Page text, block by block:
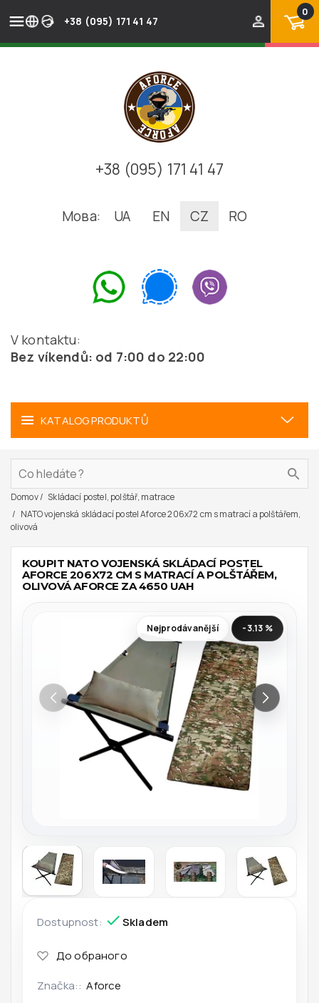
+38 (095) 171 41 47
0
+38 (095) 171 41 47
Мова: UA EN CZ RO
V kontaktu:
Bez víkendů: od 7:00 do 22:00
KATALOG PRODUKTŮ
Domov
Skládací postel, polštář, matrace
NATO vojenská skládací postel Aforce 206x72 cm s matrací a polštářem,
olivová
KOUPIT NATO VOJENSKÁ SKLÁDACÍ POSTEL
AFORCE 206X72 CM S MATRACÍ A POLŠTÁŘEM,
OLIVOVÁ AFORCE ZA 4650 UAH
Nejprodávanější -3.13 %
Dostupnost: Skladem
Značka:: Aforce